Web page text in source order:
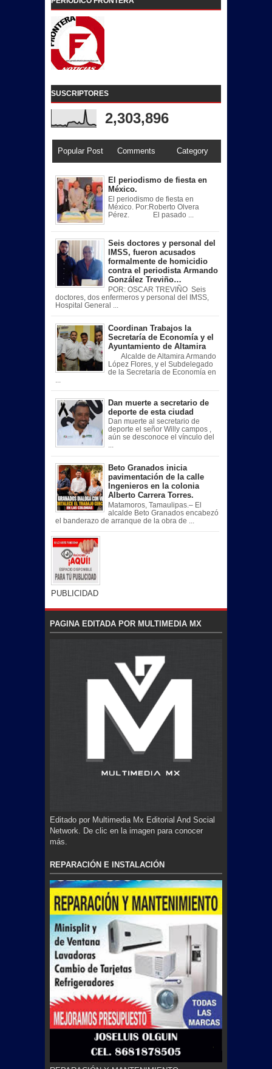
SUSCRIPTORES
2,303,896
Popular Post Comments Category
El periodismo de fiesta en
México.
El periodismo de fiesta en
México. Por:Roberto Olvera
Pérez. El pasado ...
Seis doctores y personal del
IMSS, fueron acusados
formalmente de homicidio
contra el periodista Armando
González Treviño…
POR: OSCAR TREVIÑO Seis
doctores, dos enfermeros y personal del IMSS,
Hospital General ...
Coordinan Trabajos la
Secretaría de Economía y el
Ayuntamiento de Altamira
Alcalde de Altamira Armando
López Flores, y el Subdelegado
de la Secretaría de Economía en
Dan muerte a secretario de
deporte de esta ciudad
Dan muerte al secretario de
deporte el señor Willy campos ,
aún se desconoce el vínculo del
...
Beto Granados inicia
pavimentación de la calle
Ingenieros en la colonia
Alberto Carrera Torres.
Matamoros, Tamaulipas.– El
alcalde Beto Granados encabezó
el banderazo de arranque de la obra de ...
PUBLICIDAD
PAGINA EDITADA POR MULTIMEDIA MX
Editado por Multimedia Mx Editorial And Social
Network. De clic en la imagen para conocer
más.
REPARACIÓN E INSTALACIÓN